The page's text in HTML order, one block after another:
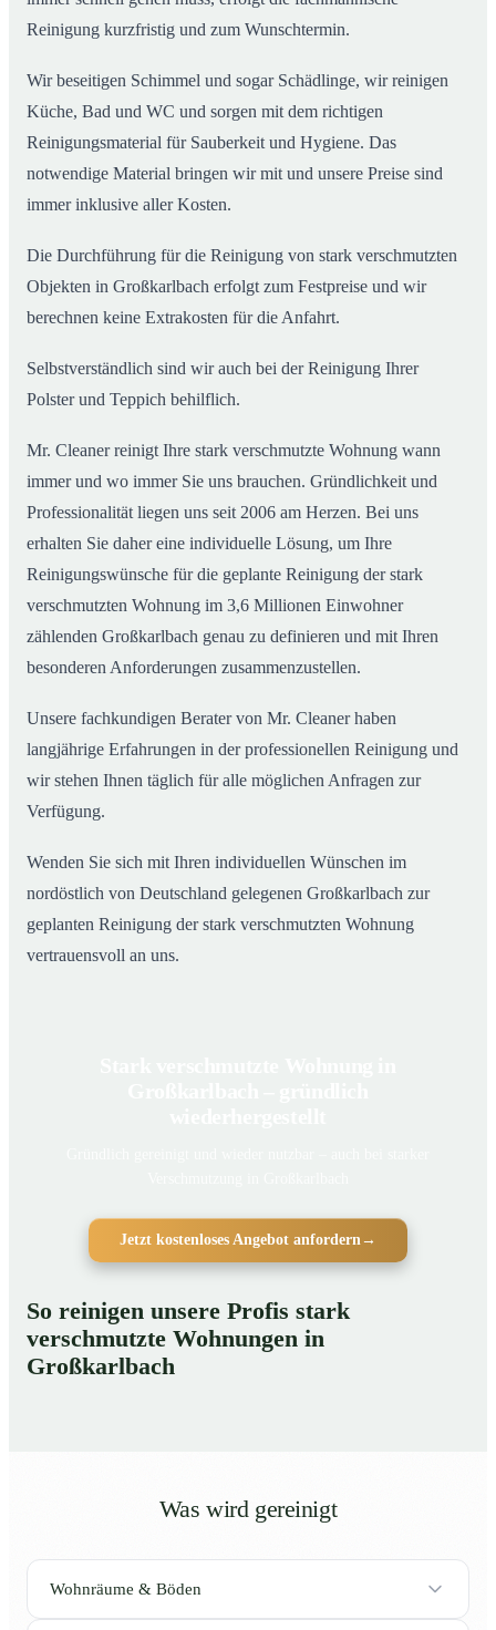
Reinigung kurzfristig und zum Wunschtermin.
Wir beseitigen Schimmel und sogar Schädlinge, wir reinigen
Küche, Bad und WC und sorgen mit dem richtigen
Reinigungsmaterial für Sauberkeit und Hygiene. Das
notwendige Material bringen wir mit und unsere Preise sind
immer inklusive aller Kosten.
Die Durchführung für die Reinigung von stark verschmutzten
Objekten in Großkarlbach erfolgt zum Festpreise und wir
berechnen keine Extrakosten für die Anfahrt.
Selbstverständlich sind wir auch bei der Reinigung Ihrer
Polster und Teppich behilflich.
Mr. Cleaner reinigt Ihre stark verschmutzte Wohnung wann
immer und wo immer Sie uns brauchen. Gründlichkeit und
Professionalität liegen uns seit 2006 am Herzen. Bei uns
erhalten Sie daher eine individuelle Lösung, um Ihre
Reinigungswünsche für die geplante Reinigung der stark
verschmutzten Wohnung im 3,6 Millionen Einwohner
zählenden Großkarlbach genau zu definieren und mit Ihren
besonderen Anforderungen zusammenzustellen.
Unsere fachkundigen Berater von Mr. Cleaner haben
langjährige Erfahrungen in der professionellen Reinigung und
wir stehen Ihnen täglich für alle möglichen Anfragen zur
Verfügung.
Wenden Sie sich mit Ihren individuellen Wünschen im
nordöstlich von Deutschland gelegenen Großkarlbach zur
geplanten Reinigung der stark verschmutzten Wohnung
vertrauensvoll an uns.
Jetzt kostenloses Angebot anfordern→
So reinigen unsere Profis stark
verschmutzte Wohnungen in
Großkarlbach
Was wird gereinigt
Wohnräume & Böden